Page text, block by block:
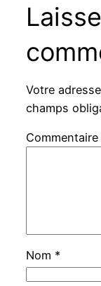
Votre
champs
Commentaire
Nom *